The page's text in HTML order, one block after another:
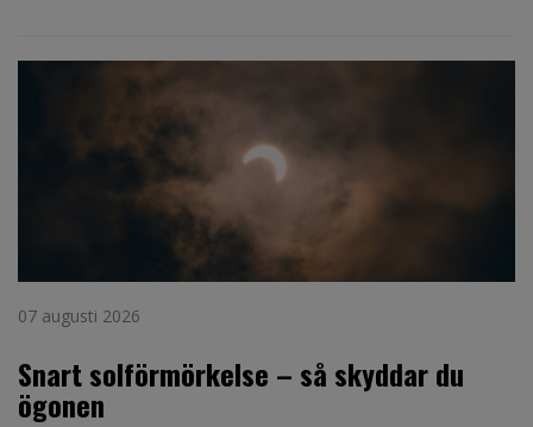
07 augusti 2026
Snart solförmörkelse – så skyddar du
ögonen